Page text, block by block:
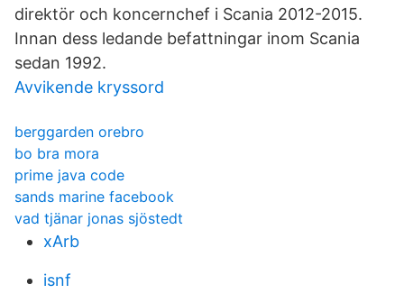
direktör och koncernchef i Scania 2012-2015.
Innan dess ledande befattningar inom Scania
sedan 1992.
Avvikende kryssord
berggarden orebro
bo bra mora
prime java code
sands marine facebook
vad tjänar jonas sjöstedt
xArb
isnf